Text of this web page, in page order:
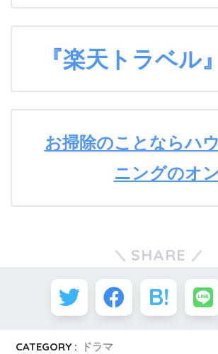
『楽天トラベル』
お掃除のことならハ
ニングのオン
SHARE
CATEGORY : ドラマ